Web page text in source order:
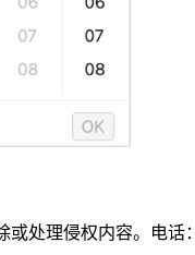
处理侵权内容。电话：